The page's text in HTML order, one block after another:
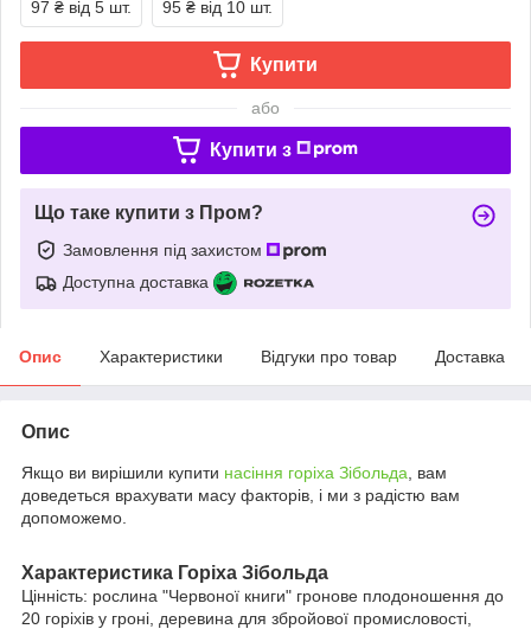
97 ₴ від 5 шт. 95 ₴ від 10 шт.
Купити
або
Купити з
Що таке купити з Пром?
Замовлення під захистом
Доступна доставка
Опис Характеристики Відгуки про товар Доставка
Опис
Якщо ви вирішили купити насіння горіха Зібольда , вам
доведеться врахувати масу факторів, і ми з радістю вам
допоможемо.
Характеристика Горіха Зібольда
Цінність: рослина "Червоної книги" гронове плодоношення до
20 горіхів у гроні, деревина для збройової промисловості,